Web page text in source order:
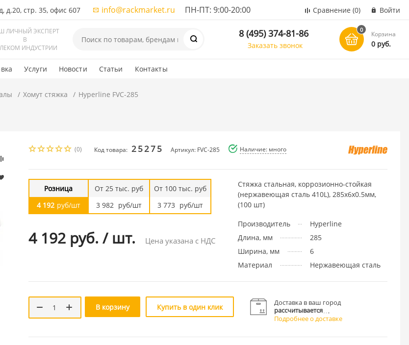
д.20, стр. 35, офис 607 info@rackmarket.ru ПН-ПТ: 9:00-20:00 Сравнение (0) Войти
ЛИЧНЫЙ ЭКСПЕРТ
В
ИНДУСТРИИ
8 (495) 374-81-86
Заказать звонок
0
Корзина
0 руб.
Услуги Новости Статьи Контакты
Хомут стяжка Hyperline FVC-285
(0) Код товара: 25275 Артикул: FVC-285 Наличие: много
Розница
4 192 руб/шт
От 25 тыс. руб
3 982 руб/шт
От 100 тыс. руб
3 773 руб/шт
4 192 руб. / шт. Цена указана с НДС
Стяжка стальная, коррозионно-стойкая
(нержавеющая сталь 410L), 285x6x0.5мм,
(100 шт)
Производитель
Hyperline
Длина, мм
285
Ширина, мм
6
Материал
Нержавеющая сталь
В корзину Купить в один клик
Доставка в ваш город
рассчитывается
Подробнее о доставке